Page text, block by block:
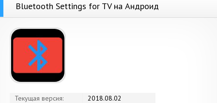
Bluetooth Settings for TV на Андроид
Текущая версия:
2018.08.02